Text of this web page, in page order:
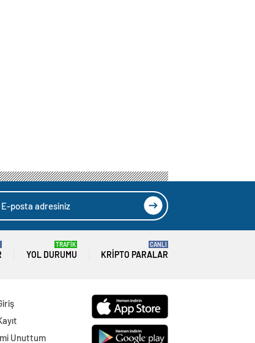
YOL DURUMU
TRAFİK
KRIPTO PARALAR
CANLI
Unuttum